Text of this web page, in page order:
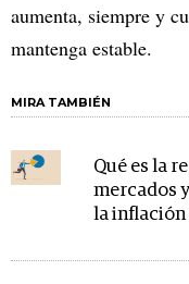
aumenta, siempre y
mantenga estable.
MIRA TAMBIÉN
Qué es la
mercados
la inflación